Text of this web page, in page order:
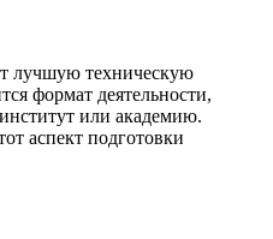
лучшую техническую
формат деятельности,
или академию.
аспект подготовки